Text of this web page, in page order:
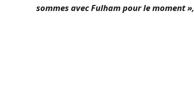
sommes avec Fulham pour le moment »,